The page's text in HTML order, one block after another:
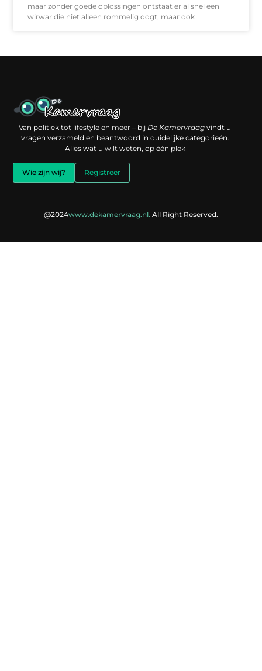
maar zonder goede oplossingen ontstaat er al snel een
wirwar die niet alleen rommelig oogt, maar ook
Van politiek tot lifestyle en meer – bijDe Kamervraag vindt u
vragen verzameld en beantwoord in duidelijke categorieën.
Alles wat u wilt weten, op één plek
Wie zijn wij? Registreer
@2024www.dekamervraag.nl. All Right Reserved.